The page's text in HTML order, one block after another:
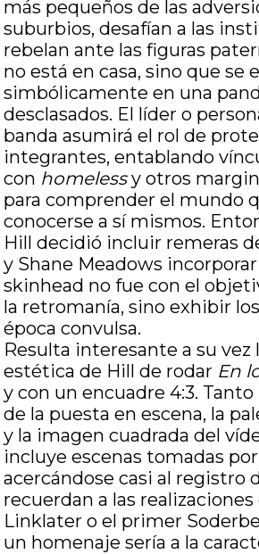
más pequeños de las
suburbios, desafían a las
rebelan ante las figuras
no está en casa, sino que se
simbólicamente en una
desclasados. El líder o
banda asumirá el rol de
integrantes, entablando
con homelessy otros
para comprender el mundo
conocerse a sí mismos.
Hill decidió incluir remeras
y Shane Meadows
skinhead no fue con el
la retromanía, sino exhibir
época convulsa.
Resulta interesante a su vez
estética de Hill de rodar En
y con un encuadre 4:3.
de la puesta en escena, la
y la imagen cuadrada del
incluye escenas tomadas
acercándose casi al registro
recuerdan a las
Linklater o el primer
un homenaje sería a la